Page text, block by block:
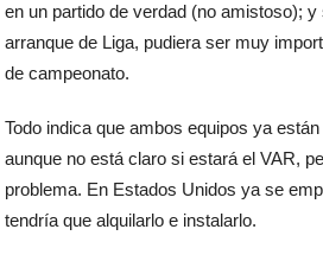
en un partido de verdad (no amistoso);
arranque de Liga, pudiera ser muy
de campeonato.
Todo indica que ambos equipos ya
aunque no está claro si estará el VAR,
problema. En Estados Unidos ya se
tendría que alquilarlo e instalarlo.